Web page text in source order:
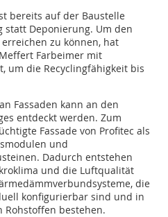
bereits auf der Baustelle
statt Deponierung. Um den
erreichen zu können, hat
Farbeimer mit
um die Recyclingfähigkeit bis
Fassaden kann an den
entdeckt werden. Zum
Fassade von Profitec als
und
Dadurch entstehen
und die Luftqualität
die
konfigurierbar sind und in
Rohstoffen bestehen.